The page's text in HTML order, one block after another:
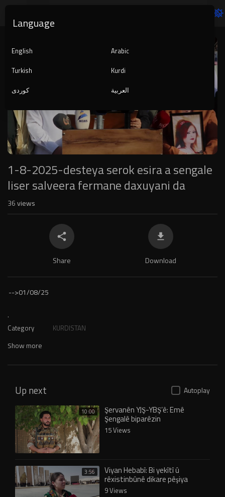
Player
auto
1-8-2025-desteya serok esira a sengale
liser salveera fermane daxuyani da
36views
Share Download
-->01/08/25
.
Category KURDISTAN
Show more
Up next Autoplay
10:00 Şervanên YJŞ-YBŞ’ê: Emê
Şengalê biparêzin
15 Views
3:56 Viyan Hebabî: Bi yekîtî û
rêxistinbûnê dikare pêşiya
fermanê bê girtin
9 Views
Language
English
Arabic
Turkish
Kurdi
کوردی
العربية